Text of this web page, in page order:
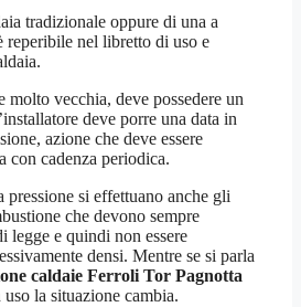
tradizionale oppure di una a
reperibile nel libretto di uso e
molto vecchia, deve possedere un
deve porre una data in
azione che deve essere
con cadenza periodica.
si effettuano anche gli
che devono sempre
legge e quindi non essere
densi. Mentre se si parla
caldaie Ferroli Tor Pagnotta
la situazione cambia.